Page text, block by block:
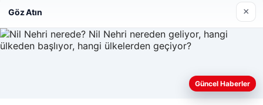
Web sitemizi nasıl kullandığınızı daha iyi anlayabilmek,
Göz Atın ×
Güncel Haberler